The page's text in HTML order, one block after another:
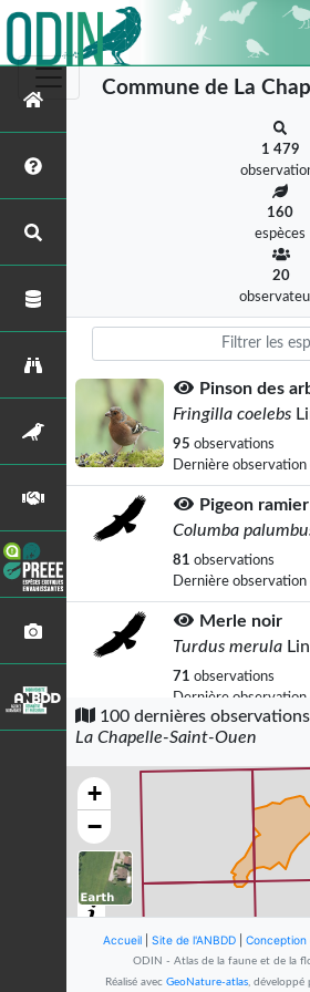
Commune de La
1 479
160
espèces
20
Pinson des
Fringilla coelebs
95 observations
Dernière observation
Pigeon ramier
Columba
81 observations
Dernière observation
Merle noir
Turdus merula
71 observations
Dernière observation
Corneille noire
Corvus corone
observations
Dernière
Fauvette à
Sylvia atricapilla
observations
Myrtil (Le)
100 dernières
La Chapelle-Saint-Ouen
+
−
Accueil Site de l'ANBDD
ODIN - Atlas de la faune et de la
Réalisé avec GeoNature-atlas, développé